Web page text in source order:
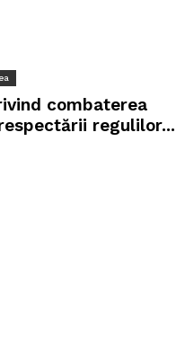
combaterea
regulilor...